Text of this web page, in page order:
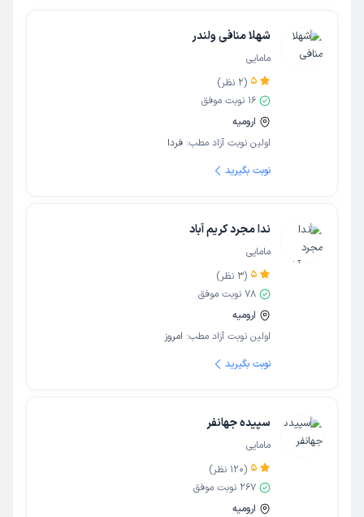
شهلا منافی ولندر
مامایی
5
(
2 نظر)
16 نوبت موفق
ارومیه
اولین نوبت آزاد مطب: فردا
نوبت بگیرید
ندا مجرد کریم آباد
مامایی
5
(
3 نظر)
78 نوبت موفق
ارومیه
اولین نوبت آزاد مطب: امروز
نوبت بگیرید
سپیده جهانفر
مامایی
5
(
120 نظر)
267 نوبت موفق
ارومیه